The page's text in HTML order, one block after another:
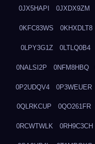
0JX5HAPI 0JXDX9ZM
0KFC83WS 0KHXDLT8
0LPY3G1Z 0LTLQ0B4
0NALSI2P 0NFM8HBQ
0P2UDQV4 0P3WEUER
0QLRKCUP 0QO261FR
0RCWTWLK 0RH9C3CH